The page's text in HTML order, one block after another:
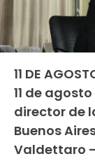
11 DE
11 de
director de
Buenos
Valdettaro